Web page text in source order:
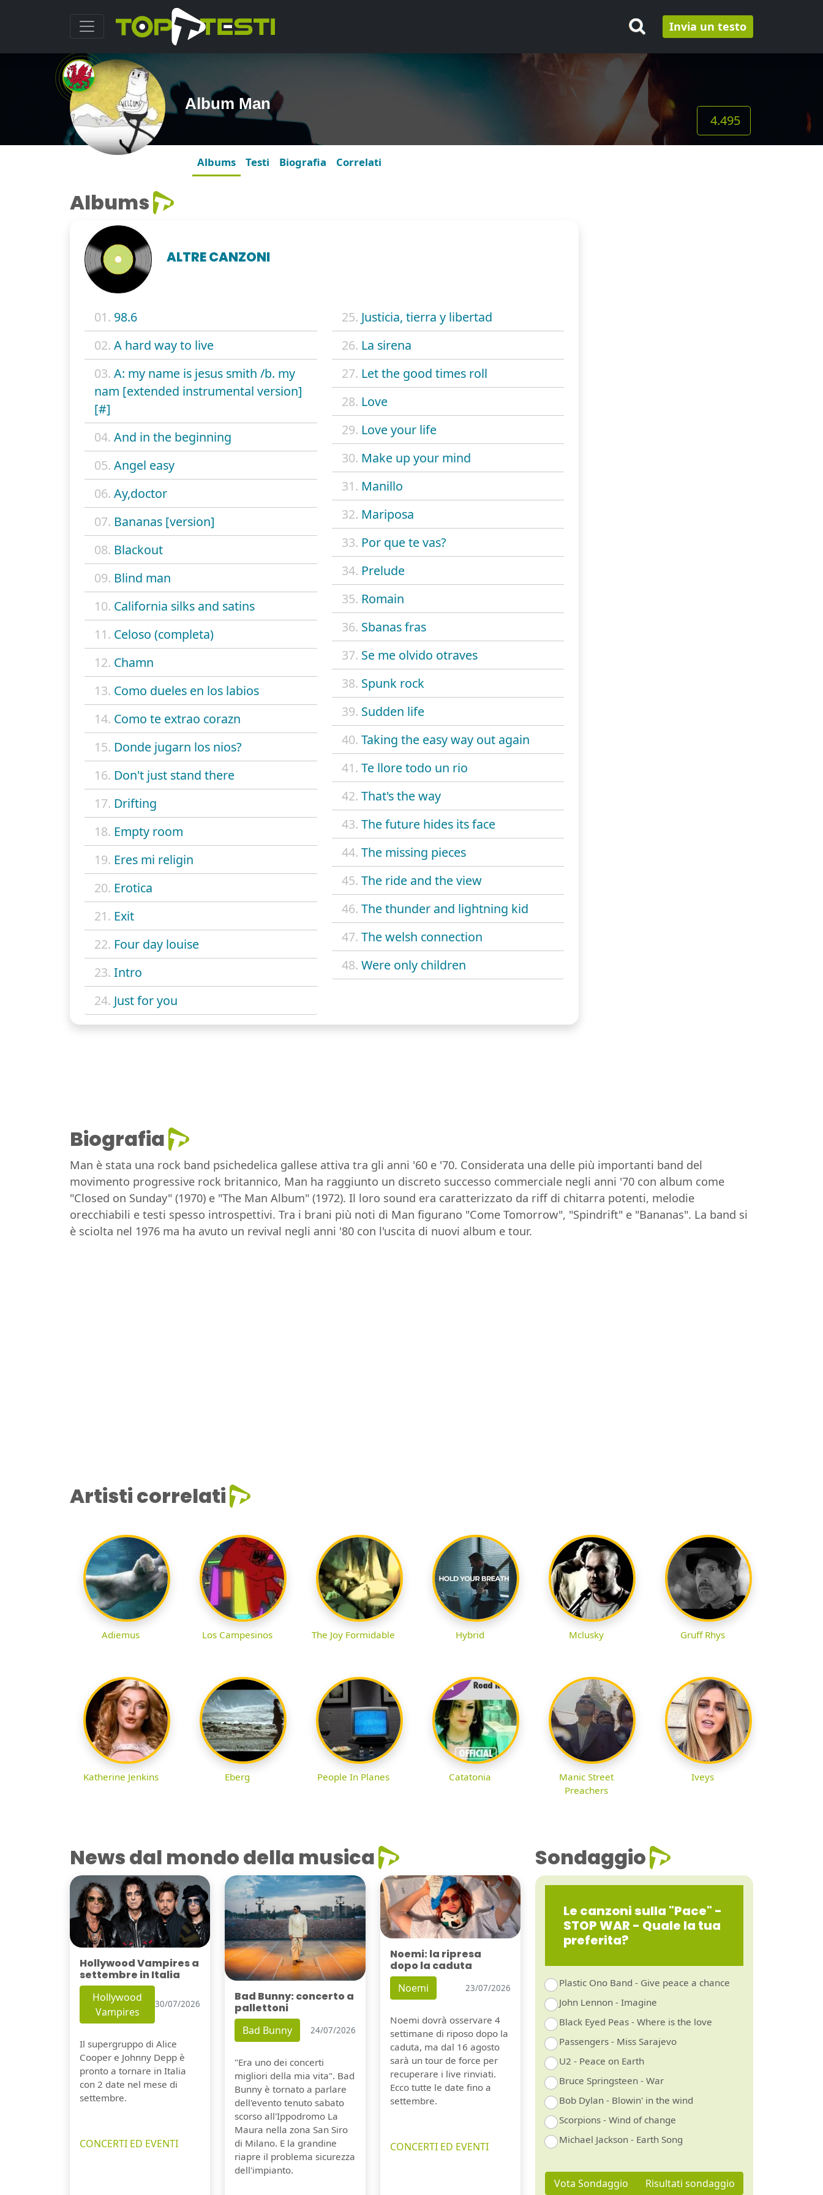
Invia un testo
Album Man
4.495
Albums Testi Biografia Correlati
Albums
ALTRE CANZONI
01. 98.6
02. A hard way to live
03. A: my name is jesus smith /b. my
nam [extended instrumental version]
[#]
04. And in the beginning
05. Angel easy
06. Ay,doctor
07. Bananas [version]
08. Blackout
09. Blind man
10. California silks and satins
11. Celoso (completa)
12. Chamn
13. Como dueles en los labios
14. Como te extrao corazn
15. Donde jugarn los nios?
16. Don't just stand there
17. Drifting
18. Empty room
19. Eres mi religin
20. Erotica
21. Exit
22. Four day louise
23. Intro
24. Just for you
25. Justicia, tierra y libertad
26. La sirena
27. Let the good times roll
28. Love
29. Love your life
30. Make up your mind
31. Manillo
32. Mariposa
33. Por que te vas?
34. Prelude
35. Romain
36. Sbanas fras
37. Se me olvido otraves
38. Spunk rock
39. Sudden life
40. Taking the easy way out again
41. Te llore todo un rio
42. That's the way
43. The future hides its face
44. The missing pieces
45. The ride and the view
46. The thunder and lightning kid
47. The welsh connection
48. Were only children
Biografia
Man è stata una rock band psichedelica gallese attiva tra gli anni '60 e '70. Considerata una delle più importanti band del
movimento progressive rock britannico, Man ha raggiunto un discreto successo commerciale negli anni '70 con album come
"Closed on Sunday" (1970) e "The Man Album" (1972). Il loro sound era caratterizzato da riff di chitarra potenti, melodie
orecchiabili e testi spesso introspettivi. Tra i brani più noti di Man figurano "Come Tomorrow", "Spindrift" e "Bananas". La band si
è sciolta nel 1976 ma ha avuto un revival negli anni '80 con l'uscita di nuovi album e tour.
Artisti correlati
Adiemus Los Campesinos The Joy Formidable Hybrid Mclusky Gruff Rhys
Katherine Jenkins Eberg People In Planes Catatonia
Manic Street
Preachers
Iveys
News dal mondo della musica
Hollywood Vampires a
settembre in Italia
Hollywood
Vampires
30/07/2026
Il supergruppo di Alice
Cooper e Johnny Depp è
pronto a tornare in Italia
con 2 date nel mese di
settembre.
CONCERTI ED EVENTI
Bad Bunny: concerto a
pallettoni
Bad Bunny 24/07/2026
"Era uno dei concerti
migliori della mia vita". Bad
Bunny è tornato a parlare
dell'evento tenuto sabato
scorso all'Ippodromo La
Maura nella zona San Siro
di Milano. E la grandine
riapre il problema sicurezza
dell'impianto.
Noemi: la ripresa
dopo la caduta
Noemi 23/07/2026
Noemi dovrà osservare 4
settimane di riposo dopo la
caduta, ma dal 16 agosto
sarà un tour de force per
recuperare i live rinviati.
Ecco tutte le date fino a
settembre.
CONCERTI ED EVENTI
Sondaggio
Le canzoni sulla "Pace" -
STOP WAR - Quale la tua
preferita?
Plastic Ono Band - Give peace a chance
John Lennon - Imagine
Black Eyed Peas - Where is the love
Passengers - Miss Sarajevo
U2 - Peace on Earth
Bruce Springsteen - War
Bob Dylan - Blowin' in the wind
Scorpions - Wind of change
Michael Jackson - Earth Song
Vota Sondaggio Risultati sondaggio